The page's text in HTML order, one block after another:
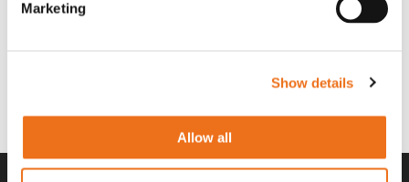
Marketing
Show details
Allow all
260kr (ex. moms)
T-shirt svart 2xl med avant-
260kr (ex. moms)